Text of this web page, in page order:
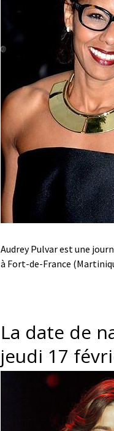
Audrey Pulvar est une
à Fort-de-France
La date de
jeudi 17